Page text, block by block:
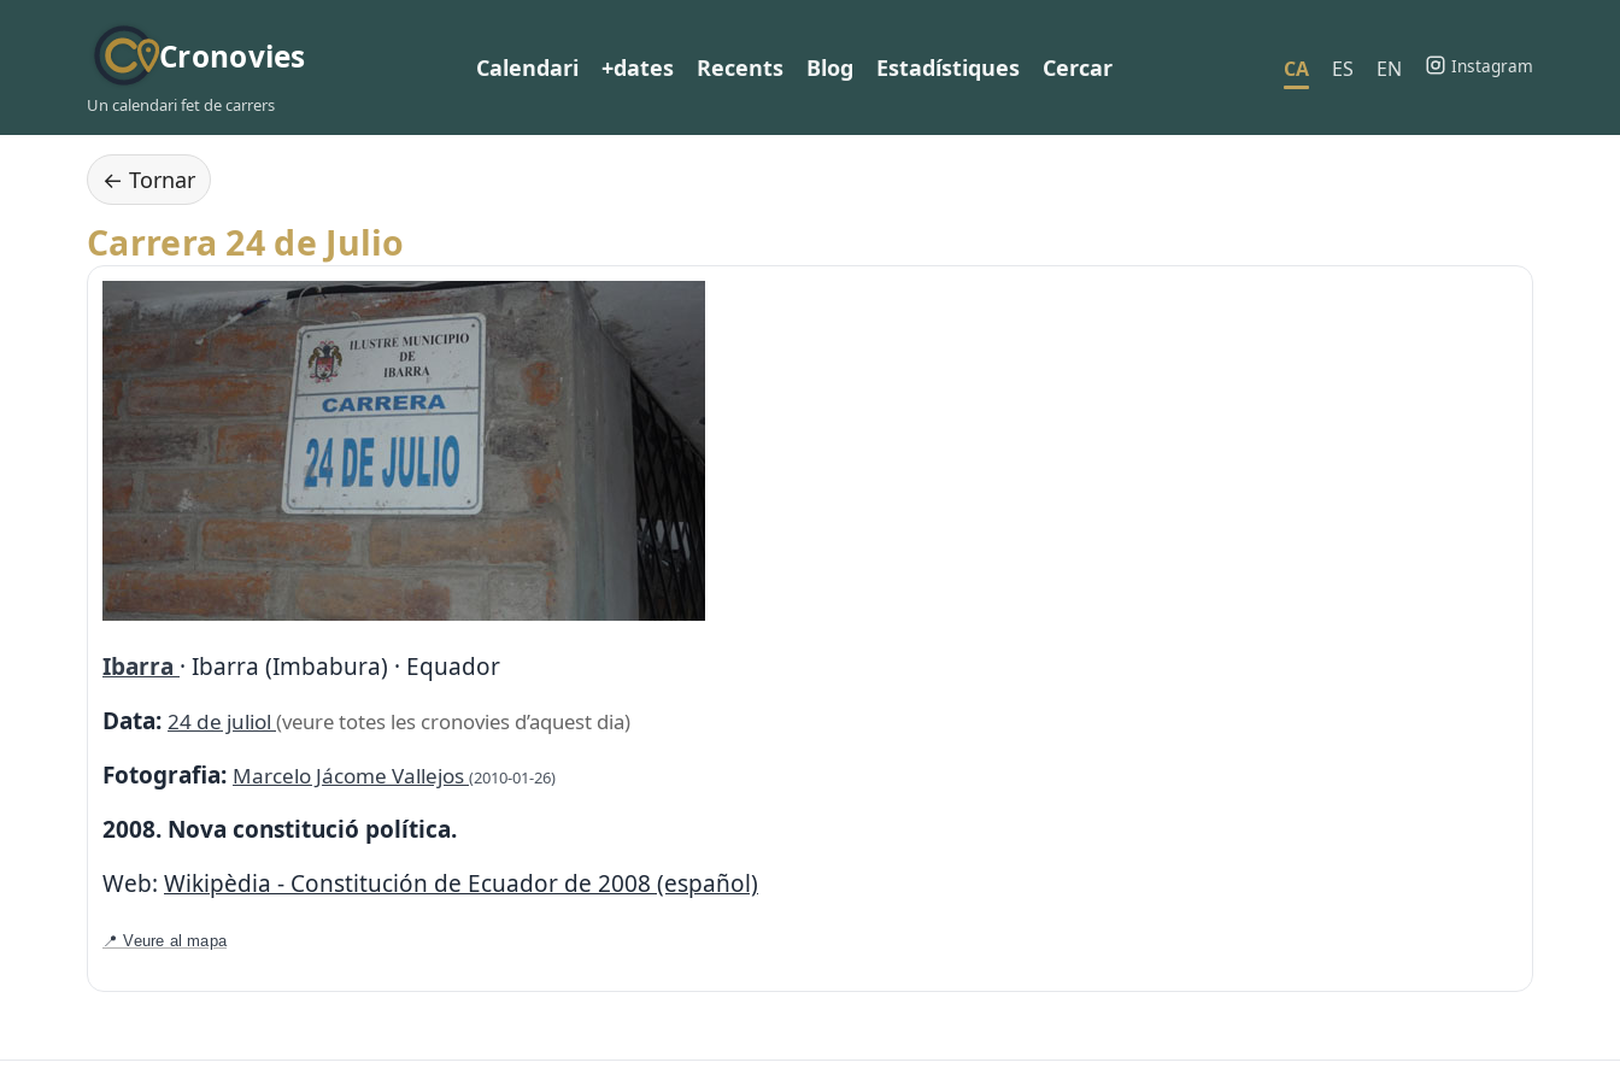
Cronovies
Un calendari fet de carrers
Calendari +dates Recents Blog Estadístiques Cercar CA ES EN Instagram
← Tornar
Carrera 24 de Julio
Ibarra · Ibarra (Imbabura) · Equador
Data: 24 de juliol (veure totes les cronovies d’aquest dia)
Fotografia: Marcelo Jácome Vallejos (2010-01-26)
2008. Nova constitució política.
Web: Wikipèdia - Constitución de Ecuador de 2008 (español)
📍 Veure al mapa